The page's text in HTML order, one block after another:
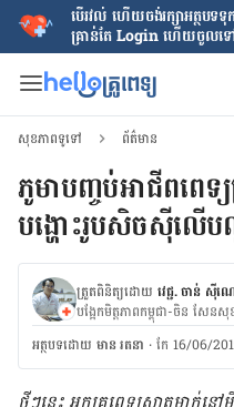
បើរវល់ ហើយចង់​រក្សាអត្ថបទ
គ្រាន់តែ​ Login ហើយចូលទ
សុខភាពទូទៅ ព័ត៌មាន
ភូមា​បញ្ចប់អាជីព​ពេទ្
បង្ហោះ​រូបសិចស៊ីលើ​
ត្រួតពិនិត្យដោយ វេជ្ជ. ចាន់ ស៊ី
បង្អែកមិត្តភាពកម្ពុជា-ចិន សែនសុ
អត្ថបទ​ដោយ មាន រតនា ·កែ 16/06/